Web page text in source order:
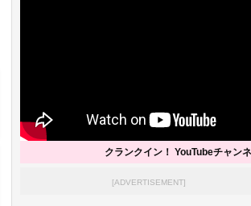
クランクイン！ YouTubeチャン
[ADVERTISEMENT]